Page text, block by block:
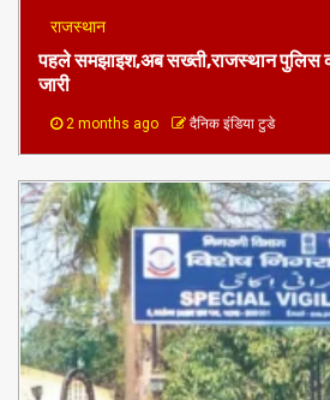
राजस्थान
पहले समझाइश,अब सख्ती,राजस्थान पुलिस
जारी
2 months ago दैनिक इंडिया टुडे